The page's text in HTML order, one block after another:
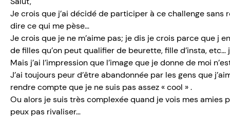
Je crois que j’ai décidé de participer à ce challenge
dire ce qui me pèse…
Je crois que je ne m’aime pas; je dis je crois parce que j
de filles qu’on peut qualifier de beurette, fille d’insta,
Mais j’ai l’impression que l’image que je donne de moi
J’ai toujours peur d’être abandonnée par les gens que
rendre compte que je ne suis pas assez « cool » .
Ou alors je suis très complexée quand je vois mes amies
peux pas rivaliser…